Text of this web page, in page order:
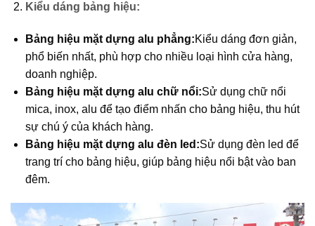
Kiểu dáng bảng hiệu:
Bảng hiệu mặt dựng alu phẳng:Kiểu dáng đơn giản,
phổ biến nhất, phù hợp cho nhiều loại hình cửa hàng,
doanh nghiệp.
Bảng hiệu mặt dựng alu chữ nổi:Sử dụng chữ nổi
mica, inox, alu để tạo điểm nhấn cho bảng hiệu, thu hút
sự chú ý của khách hàng.
Bảng hiệu mặt dựng alu đèn led:Sử dụng đèn led để
trang trí cho bảng hiệu, giúp bảng hiệu nổi bật vào ban
đêm.